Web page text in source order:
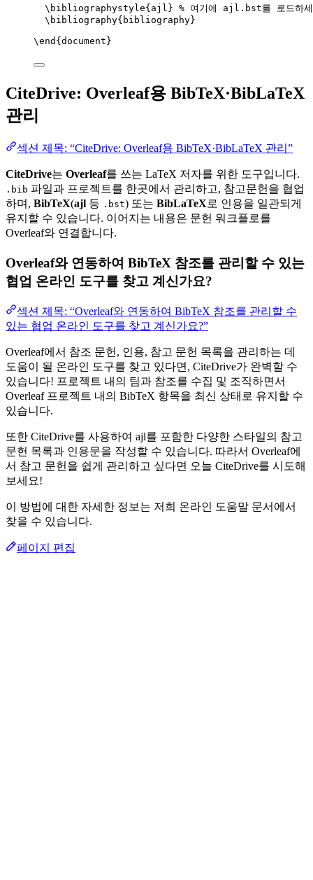
\bibliographystyle{ajl} % 여기에 ajl.bst를 로드하
\bibliography{bibliography}
\end { document }
CiteDrive: Overleaf용 BibTeX·BibLaTeX
관리
섹션 제목: “CiteDrive: Overleaf용 BibTeX·BibLaTeX 관리”
CiteDrive는 Overleaf를 쓰는 LaTeX 저자를 위한 도구입니다.
.bib 파일과 프로젝트를 한곳에서 관리하고, 참고문헌을 협업
하며, BibTeX(ajl 등 .bst) 또는 BibLaTeX로 인용을 일관되게
유지할 수 있습니다. 이어지는 내용은 문헌 워크플로를
Overleaf와 연결합니다.
Overleaf와 연동하여 BibTeX 참조를 관리할 수 있는
협업 온라인 도구를 찾고 계신가요?
섹션 제목: “Overleaf와 연동하여 BibTeX 참조를 관리할 수
있는 협업 온라인 도구를 찾고 계신가요?”
Overleaf에서 참조 문헌, 인용, 참고 문헌 목록을 관리하는 데
도움이 될 온라인 도구를 찾고 있다면, CiteDrive가 완벽할 수
있습니다! 프로젝트 내의 팀과 참조를 수집 및 조직하면서
Overleaf 프로젝트 내의 BibTeX 항목을 최신 상태로 유지할 수
있습니다.
또한 CiteDrive를 사용하여 ajl를 포함한 다양한 스타일의 참고
문헌 목록과 인용문을 작성할 수 있습니다. 따라서 Overleaf에
서 참고 문헌을 쉽게 관리하고 싶다면 오늘 CiteDrive를 시도해
보세요!
이 방법에 대한 자세한 정보는 저희 온라인 도움말 문서에서
찾을 수 있습니다.
페이지 편집